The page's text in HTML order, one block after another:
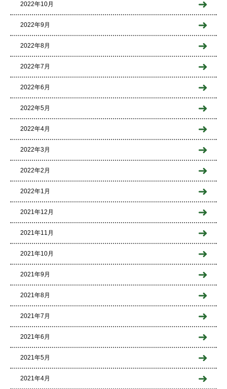
2022年10月
2022年9月
2022年8月
2022年7月
2022年6月
2022年5月
2022年4月
2022年3月
2022年2月
2022年1月
2021年12月
2021年11月
2021年10月
2021年9月
2021年8月
2021年7月
2021年6月
2021年5月
2021年4月